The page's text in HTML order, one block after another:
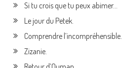
Si tu crois que tu peux abimer…
Le jour du Petek.
Comprendre l’incompréhensible.
Zizanie.